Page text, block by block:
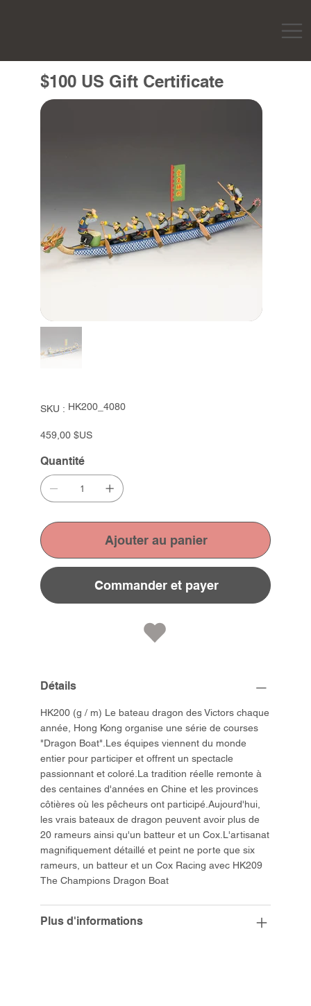
$100 US Gift Certificate
SKU : SKU
HK200_4080
HK200_4080
Prix
459,00 $US
Quantité
Ajouter au panier
Commander et payer
Détails
HK200 (g / m) Le bateau dragon des Victors chaque
année, Hong Kong organise une série de courses
"Dragon Boat".Les équipes viennent du monde
entier pour participer et offrent un spectacle
passionnant et coloré.La tradition réelle remonte à
des centaines d'années en Chine et les provinces
côtières où les pêcheurs ont participé.Aujourd'hui,
les vrais bateaux de dragon peuvent avoir plus de
20 rameurs ainsi qu'un batteur et un Cox.L'artisanat
magnifiquement détaillé et peint ne porte que six
rameurs, un batteur et un Cox Racing avec HK209
The Champions Dragon Boat
Plus d'informations